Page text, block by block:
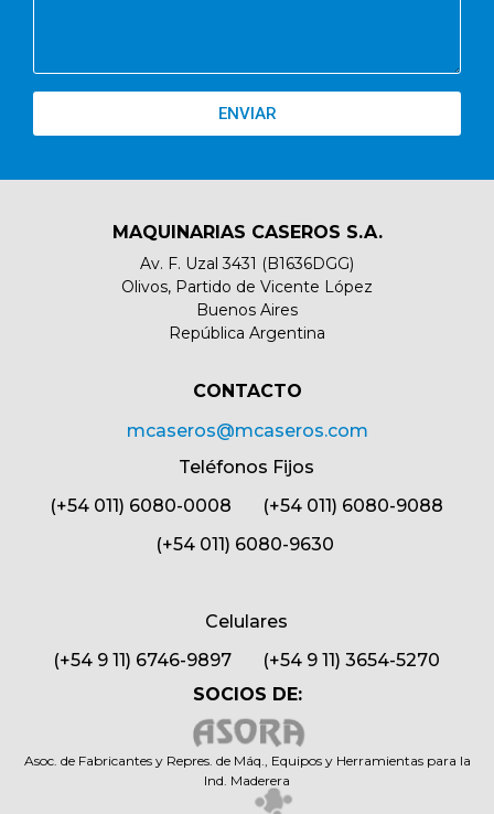
ENVIAR
MAQUINARIAS CASEROS S.A.
Av. F. Uzal 3431 (B1636DGG)
Olivos, Partido de Vicente López
Buenos Aires
República Argentina
CONTACTO​
mcaseros@mcaseros.com
Teléfonos Fijos
(+54 011) 6080-0008 (+54 011) 6080-9088
(+54 011) 6080-9630
Celulares
(+54 9 11) 6746-9897 (+54 9 11) 3654-5270
SOCIOS DE:
Asoc. de Fabricantes y Repres. de Máq., Equipos y Herramientas para la
Ind. Maderera